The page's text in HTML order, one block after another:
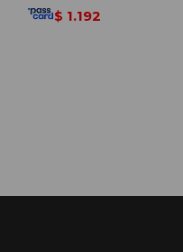
$ 1.192